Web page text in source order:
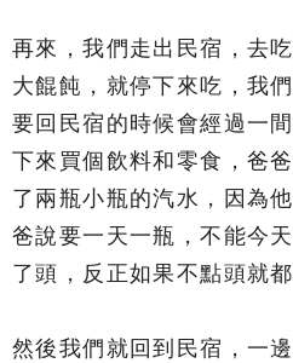
再來，我們走出民宿，去
大餛飩，就停下來吃，我
要回民宿的時候會經過一
下來買個飲料和零食，爸
了兩瓶小瓶的汽水，因為
爸說要一天一瓶，不能今
了頭，反正如果不點頭就都
然後我們就回到民宿，一